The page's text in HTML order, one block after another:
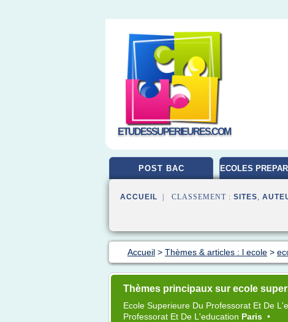
ETUDESSUPERIEURES.COM
POST BAC ECOLES
ACCUEIL | CLASSEMENT : SITES,
Accueil > Thèmes & articles : l ecole >
Thèmes principaux sur ecole
Ecole Superieure Du Professorat Et De
Professorat Et De L'education Paris •